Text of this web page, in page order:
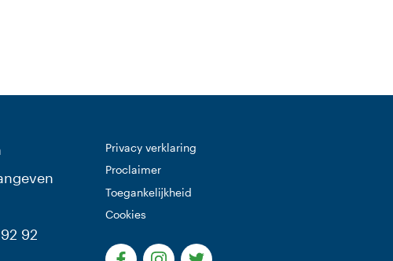
92
Privacy verklaring
Proclaimer
Toegankelijkheid
Cookies
(Deze link gaat naar een externe website)
(Deze link gaat naar een externe
(Deze link gaat naar een